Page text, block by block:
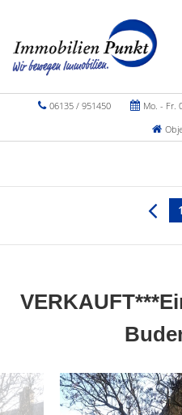
06135 / 951450 Mo. - Fr.
1